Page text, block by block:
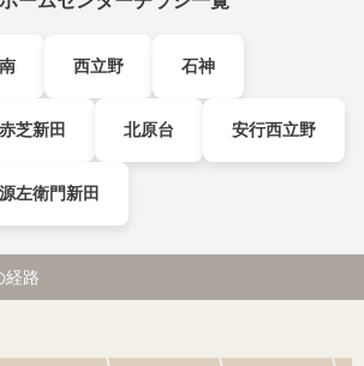
西立野 石神
赤芝新田 北原台 安行西立野
源左衛門新田
経路